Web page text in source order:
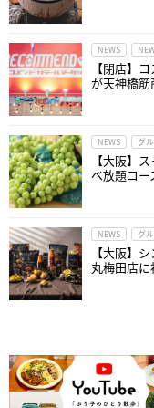
NEWS
【閉店】
が天神橋筋
NEWS グ
【大阪】
べ放題コー
NEWS グ
【大阪】
丸梅田店